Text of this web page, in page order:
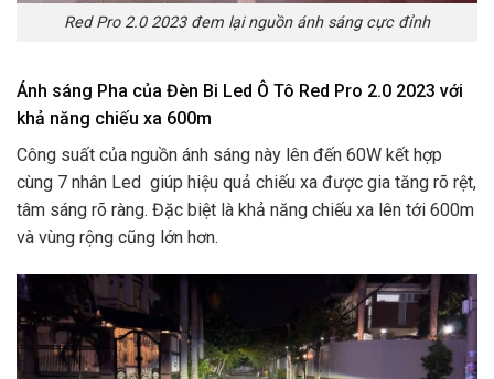
Red Pro 2.0 2023 đem lại nguồn ánh sáng cực đỉnh
Ánh sáng Pha của Đèn Bi Led Ô Tô Red Pro 2.0 2023 với
khả năng chiếu xa 600m
Công suất của nguồn ánh sáng này lên đến 60W kết hợp
cùng 7 nhân Led giúp hiệu quả chiếu xa được gia tăng rõ rệt,
tâm sáng rõ ràng. Đặc biệt là khả năng chiếu xa lên tới 600m
và vùng rộng cũng lớn hơn.